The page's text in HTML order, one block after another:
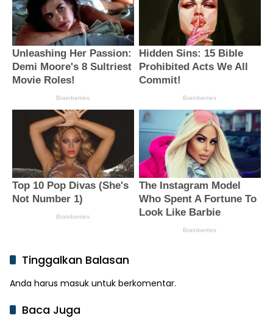
Tinggalkan Balasan
Anda harus masuk untuk berkomentar.
Baca Juga